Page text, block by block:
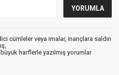
cümleler veya imalar, inançlara saldırı
harflerle yazılmış yorumlar